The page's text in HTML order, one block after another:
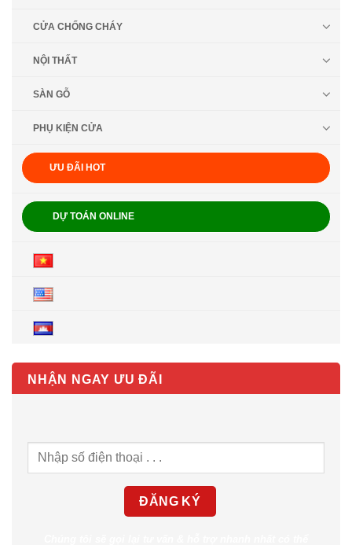
CỬA CHỐNG CHÁY
NỘI THẤT
SÀN GỖ
PHỤ KIỆN CỬA
ƯU ĐÃI HOT
DỰ TOÁN ONLINE
NHẬN NGAY ƯU ĐÃI